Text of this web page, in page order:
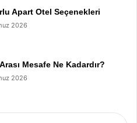
Apart Otel Seçenekleri
2026
Mesafe Ne Kadardır?
2026